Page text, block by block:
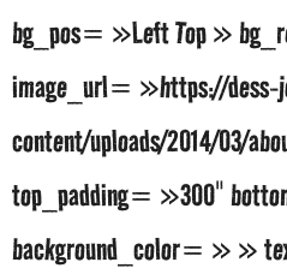
bg_pos= »Left Top »
image_url= »https://dess-
content/uploads/2014/03/
top_padding= »300″
background_color= » »